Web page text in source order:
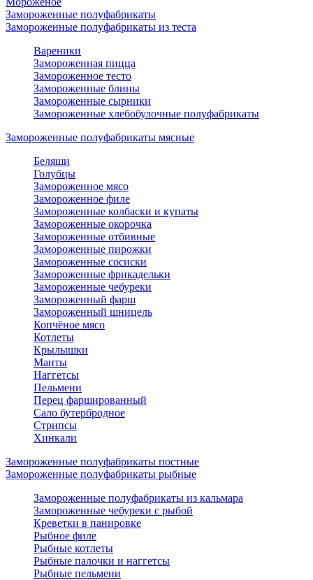
Замороженные полуфабрикаты
Замороженные полуфабрикаты из теста
Вареники
Замороженная пицца
Замороженное тесто
Замороженные блины
Замороженные сырники
Замороженные хлебобулочные полуфабрикаты
Замороженные полуфабрикаты мясные
Беляши
Голубцы
Замороженное мясо
Замороженное филе
Замороженные колбаски и купаты
Замороженные окорочка
Замороженные отбивные
Замороженные пирожки
Замороженные сосиски
Замороженные фрикадельки
Замороженные чебуреки
Замороженный фарш
Замороженный шницель
Копчёное мясо
Котлеты
Крылышки
Манты
Наггетсы
Пельмени
Перец фаршированный
Сало бутербродное
Стрипсы
Хинкали
Замороженные полуфабрикаты постные
Замороженные полуфабрикаты рыбные
Замороженные полуфабрикаты из кальмара
Замороженные чебуреки с рыбой
Креветки в панировке
Рыбное филе
Рыбные котлеты
Рыбные палочки и наггетсы
Рыбные пельмени